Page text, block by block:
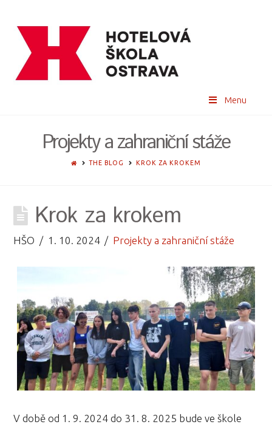
Menu
Projekty a zahraniční stáže
HOMETHE BLOG KROK ZA KROKEM
Krok za krokem
HŠO 1. 10. 2024 Projekty a zahraniční stáže
V době od 1. 9. 2024 do 31. 8. 2025 bude ve škole